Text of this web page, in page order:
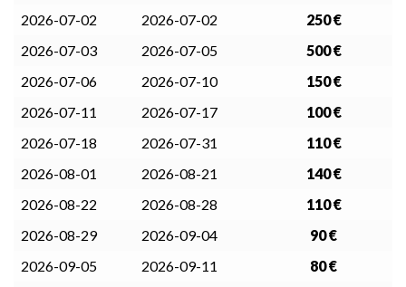
2026-07-02
2026-07-02
250 €
2026-07-03
2026-07-05
500 €
2026-07-06
2026-07-10
150 €
2026-07-11
2026-07-17
100 €
2026-07-18
2026-07-31
110 €
2026-08-01
2026-08-21
140 €
2026-08-22
2026-08-28
110 €
2026-08-29
2026-09-04
90 €
2026-09-05
2026-09-11
80 €